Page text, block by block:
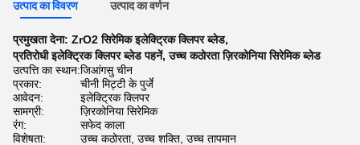
उत्पाद का विवरण उत्पाद का वर्णन
प्रमुखता देना: ZrO2 सिरेमिक इलेक्ट्रिक क्लिपर ब्लेड,
प्रतिरोधी इलेक्ट्रिक क्लिपर ब्लेड पहनें,उच्च कठोरता ज़िरकोनिया सिरेमिक ब्लेड
उत्पत्ति का स्थान:जिआंगसु चीन
प्रकार:
चीनी मिट्टी के पुर्जे
आवेदन:
इलेक्ट्रिक क्लिपर
सामग्री:
ज़िरकोनिया सिरेमिक
रंग:
सफेद काला
विशेषता:
उच्च कठोरता, उच्च शक्ति, उच्च तापमान